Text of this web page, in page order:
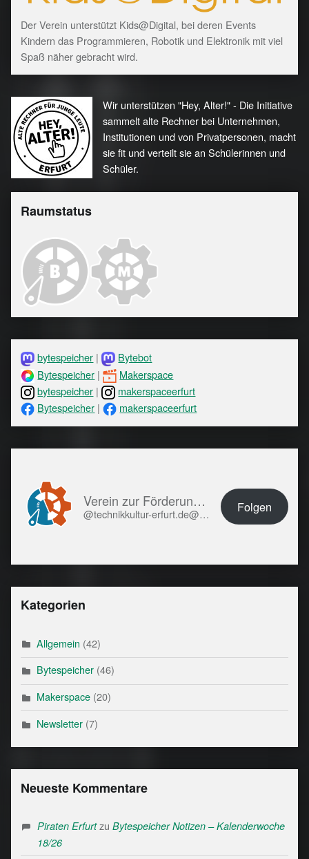
Der Verein unterstützt Kids@Digital, bei deren Events
Kindern das Programmieren, Robotik und Elektronik mit viel
Spaß näher gebracht wird.
Wir unterstützen "Hey, Alter!" - Die Initiative
sammelt alte Rechner bei Unternehmen,
Institutionen und von Privatpersonen, macht
sie fit und verteilt sie an Schülerinnen und
Schüler.
Raumstatus
bytespeicher |
Bytebot
Bytespeicher |
Makerspace
bytespeicher |
makerspaceerfurt
Bytespeicher | makerspaceerfurt
Verein zur Förderung von Technikkultur in Erfurt e.V.
@technikkultur-erfurt.de@technikkultur-erfurt.de Folgen
Kategorien
Allgemein (42)
Bytespeicher(46)
Makerspace(20)
Newsletter(7)
Neueste Kommentare
Piraten Erfurtzu Bytespeicher Notizen – Kalenderwoche
18/26